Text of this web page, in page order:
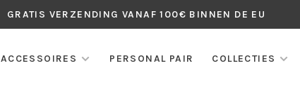
GRATIS VERZENDING VANAF 100€ BINNEN DE EU
ACCESSOIRES PERSONAL PAIR COLLECTIES